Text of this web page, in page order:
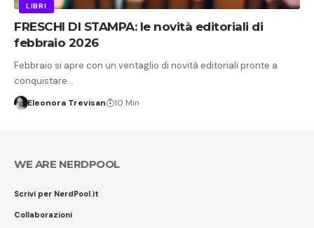
LIBRI
FRESCHI DI STAMPA: le novità editoriali di
febbraio 2026
Febbraio si apre con un ventaglio di novità editoriali pronte a
conquistare…
Eleonora Trevisan 10 Min
WE ARE NERDPOOL
Scrivi per NerdPool.it
Collaborazioni